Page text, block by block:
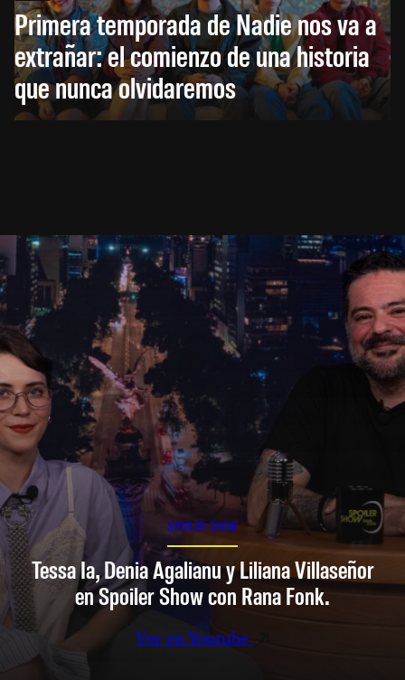
Primera temporada de Nadie nos va a
extrañar: el comienzo de una historia
que nunca olvidaremos
SPOILER SHOW
Tessa Ia, Denia Agalianu y Liliana Villaseñor
en Spoiler Show con Rana Fonk.
Ver en Youtube